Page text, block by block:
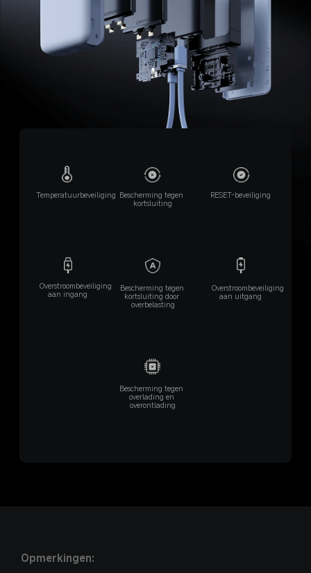
Temperatuurbeveiliging Bescherming tegen
kortsluiting
RESET-beveiliging
Overstroombeveiliging
aan ingang
Overstroombeveiliging
aan uitgang
Bescherming tegen
kortsluiting door
overbelasting
Bescherming tegen
overlading en
overontlading
Opmerkingen: